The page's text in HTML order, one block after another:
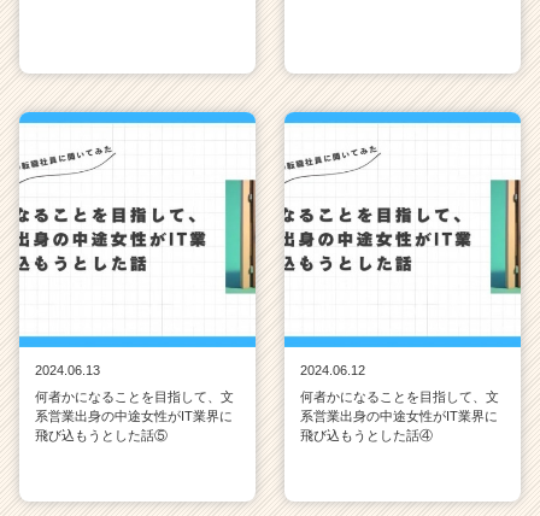
2024.06.13
何者かになることを目指して、文
系営業出身の中途女性がIT業界に
飛び込もうとした話⑤
2024.06.12
何者かになることを目指して、文
系営業出身の中途女性がIT業界に
飛び込もうとした話④